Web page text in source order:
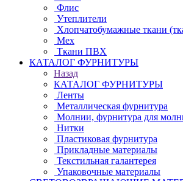
Флис
Утеплители
Хлопчатобумажные ткани
Мех
Ткани ПВХ
КАТАЛОГ ФУРНИТУРЫ
Назад
КАТАЛОГ ФУРНИТУРЫ
Ленты
Металлическая фурнитура
Молнии, фурнитура для
Нитки
Пластиковая фурнитура
Прикладные материалы
Текстильная галантерея
Упаковочные материалы